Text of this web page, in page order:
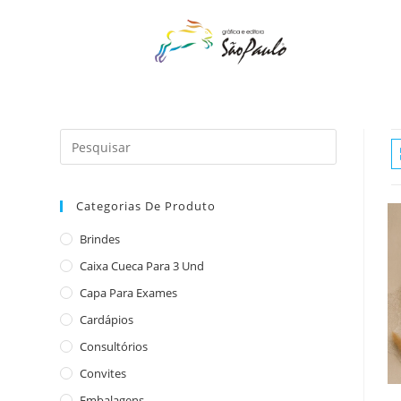
Categorias De Produto
Brindes
Caixa Cueca Para 3 Und
Capa Para Exames
Cardápios
Consultórios
Convites